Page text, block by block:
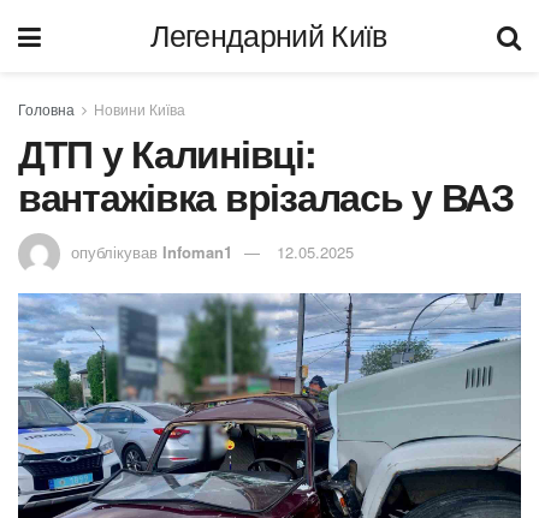
Легендарний Київ
Головна Новини Київа
ДТП у Калинівці:
вантажівка врізалась у ВАЗ
опублікував Infoman1 12.05.2025